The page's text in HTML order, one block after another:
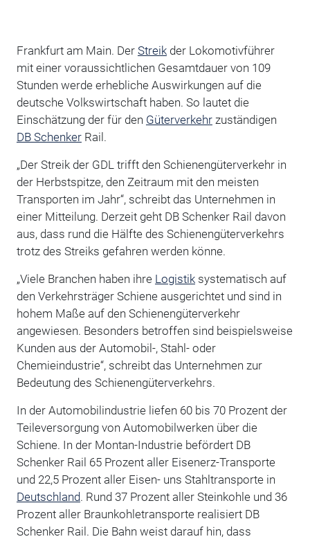
Frankfurt am Main. Der Streikder Lokomotivführer
mit einer voraussichtlichen Gesamtdauer von 109
Stunden werde erhebliche Auswirkungen auf die
deutsche Volkswirtschaft haben. So lautet die
Einschätzung der für den Güterverkehrzuständigen
DB SchenkerRail.
„Der Streik der GDL trifft den Schienengüterverkehr in
der Herbstspitze, den Zeitraum mit den meisten
Transporten im Jahr“, schreibt das Unternehmen in
einer Mitteilung. Derzeit geht DB Schenker Rail davon
aus, dass rund die Hälfte des Schienengüterverkehrs
trotz des Streiks gefahren werden könne.
„Viele Branchen haben ihre Logistiksystematisch auf
den Verkehrsträger Schiene ausgerichtet und sind in
hohem Maße auf den Schienengüterverkehr
angewiesen. Besonders betroffen sind beispielsweise
Kunden aus der Automobil-, Stahl- oder
Chemieindustrie“, schreibt das Unternehmen zur
Bedeutung des Schienengüterverkehrs.
In der Automobilindustrie liefen 60 bis 70 Prozent der
Teileversorgung von Automobilwerken über die
Schiene. In der Montan-Industrie befördert DB
Schenker Rail 65 Prozent aller Eisenerz-Transporte
und 22,5 Prozent aller Eisen- uns Stahltransporte in
Deutschland. Rund 37 Prozent aller Steinkohle und 36
Prozent aller Braunkohletransporte realisiert DB
Schenker Rail. Die Bahn weist darauf hin, dass